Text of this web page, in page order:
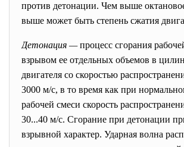
против детонации. Чем выше
выше может быть степень сжатия
Детонация —процесс сгорания
взрывом ее отдельных объемов в
двигателя со скоростью
3000 м/с, в то время как при
рабочей смеси скорость
30...40 м/с. Сгорание при детонации
взрывной характер. Ударная волна